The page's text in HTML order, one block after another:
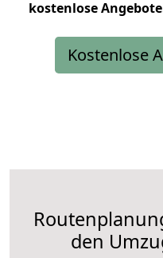
kostenlose
Kostenlose
den